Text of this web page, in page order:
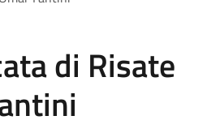
di Risate